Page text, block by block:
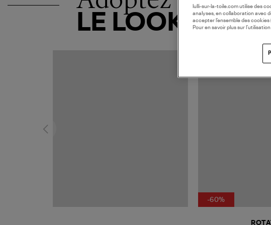
LE LOOK
-60%
lulli-sur-la-toile.com utilise des
analyses, en collaboration avec
accepter l’ensemble des
Pour en savoir plus sur